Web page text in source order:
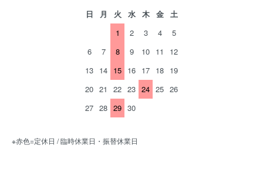
日 月 火 水 木 金
土
1
2 3 4
5
6
7 8 9 10 11
12
13 14 15 16 17 18 19
20 21 22 23 24 25 26
27 28 29 30
※赤色=定休日 / 臨時休業日・振替休業日